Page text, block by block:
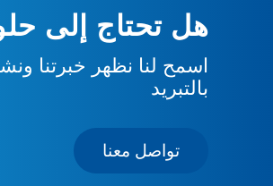
هل تحتاج إلى
اسمح لنا نظهر خبرتنا
بالتبريد
تواصل معنا